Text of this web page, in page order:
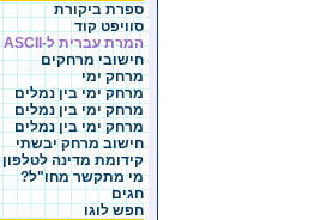
ספרת ביקורת
סוויפט קוד
המרת עברית ל-ASCII
חישובי מרחקים
מרחק ימי
מרחק ימי בין נמלים
מרחק ימי בין נמלים
מרחק ימי בין נמלים
חישוב מרחק יבשתי
קידומת מדינה לטלפון
מי מתקשר מחו"ל?
חגים
חפש לוגו